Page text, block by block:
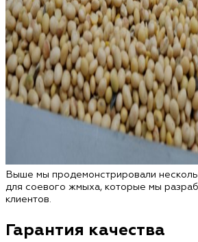
Выше мы продемонстрировали
для соевого жмыха, которые мы
клиентов.
Гарантия качества